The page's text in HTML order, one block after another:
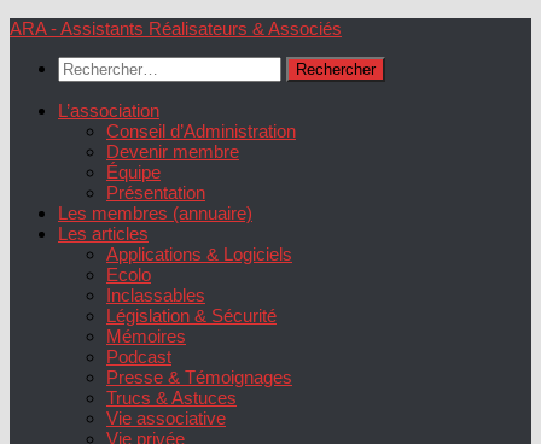
Skip
content
ARA - Assistants Réalisateurs & Associés
Rechercher :
L’association
Conseil d’Administration
Devenir membre
Équipe
Présentation
Les membres (annuaire)
Les articles
Applications & Logiciels
Ecolo
Inclassables
Législation & Sécurité
Mémoires
Podcast
Presse & Témoignages
Trucs & Astuces
Vie associative
Vie privée